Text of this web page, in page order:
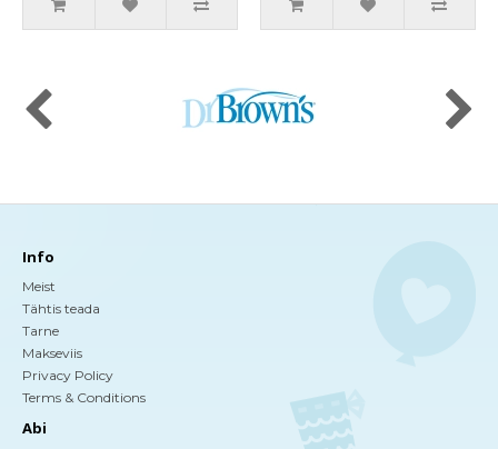
Info
Meist
Tähtis teada
Tarne
Makseviis
Privacy Policy
Terms & Conditions
Abi